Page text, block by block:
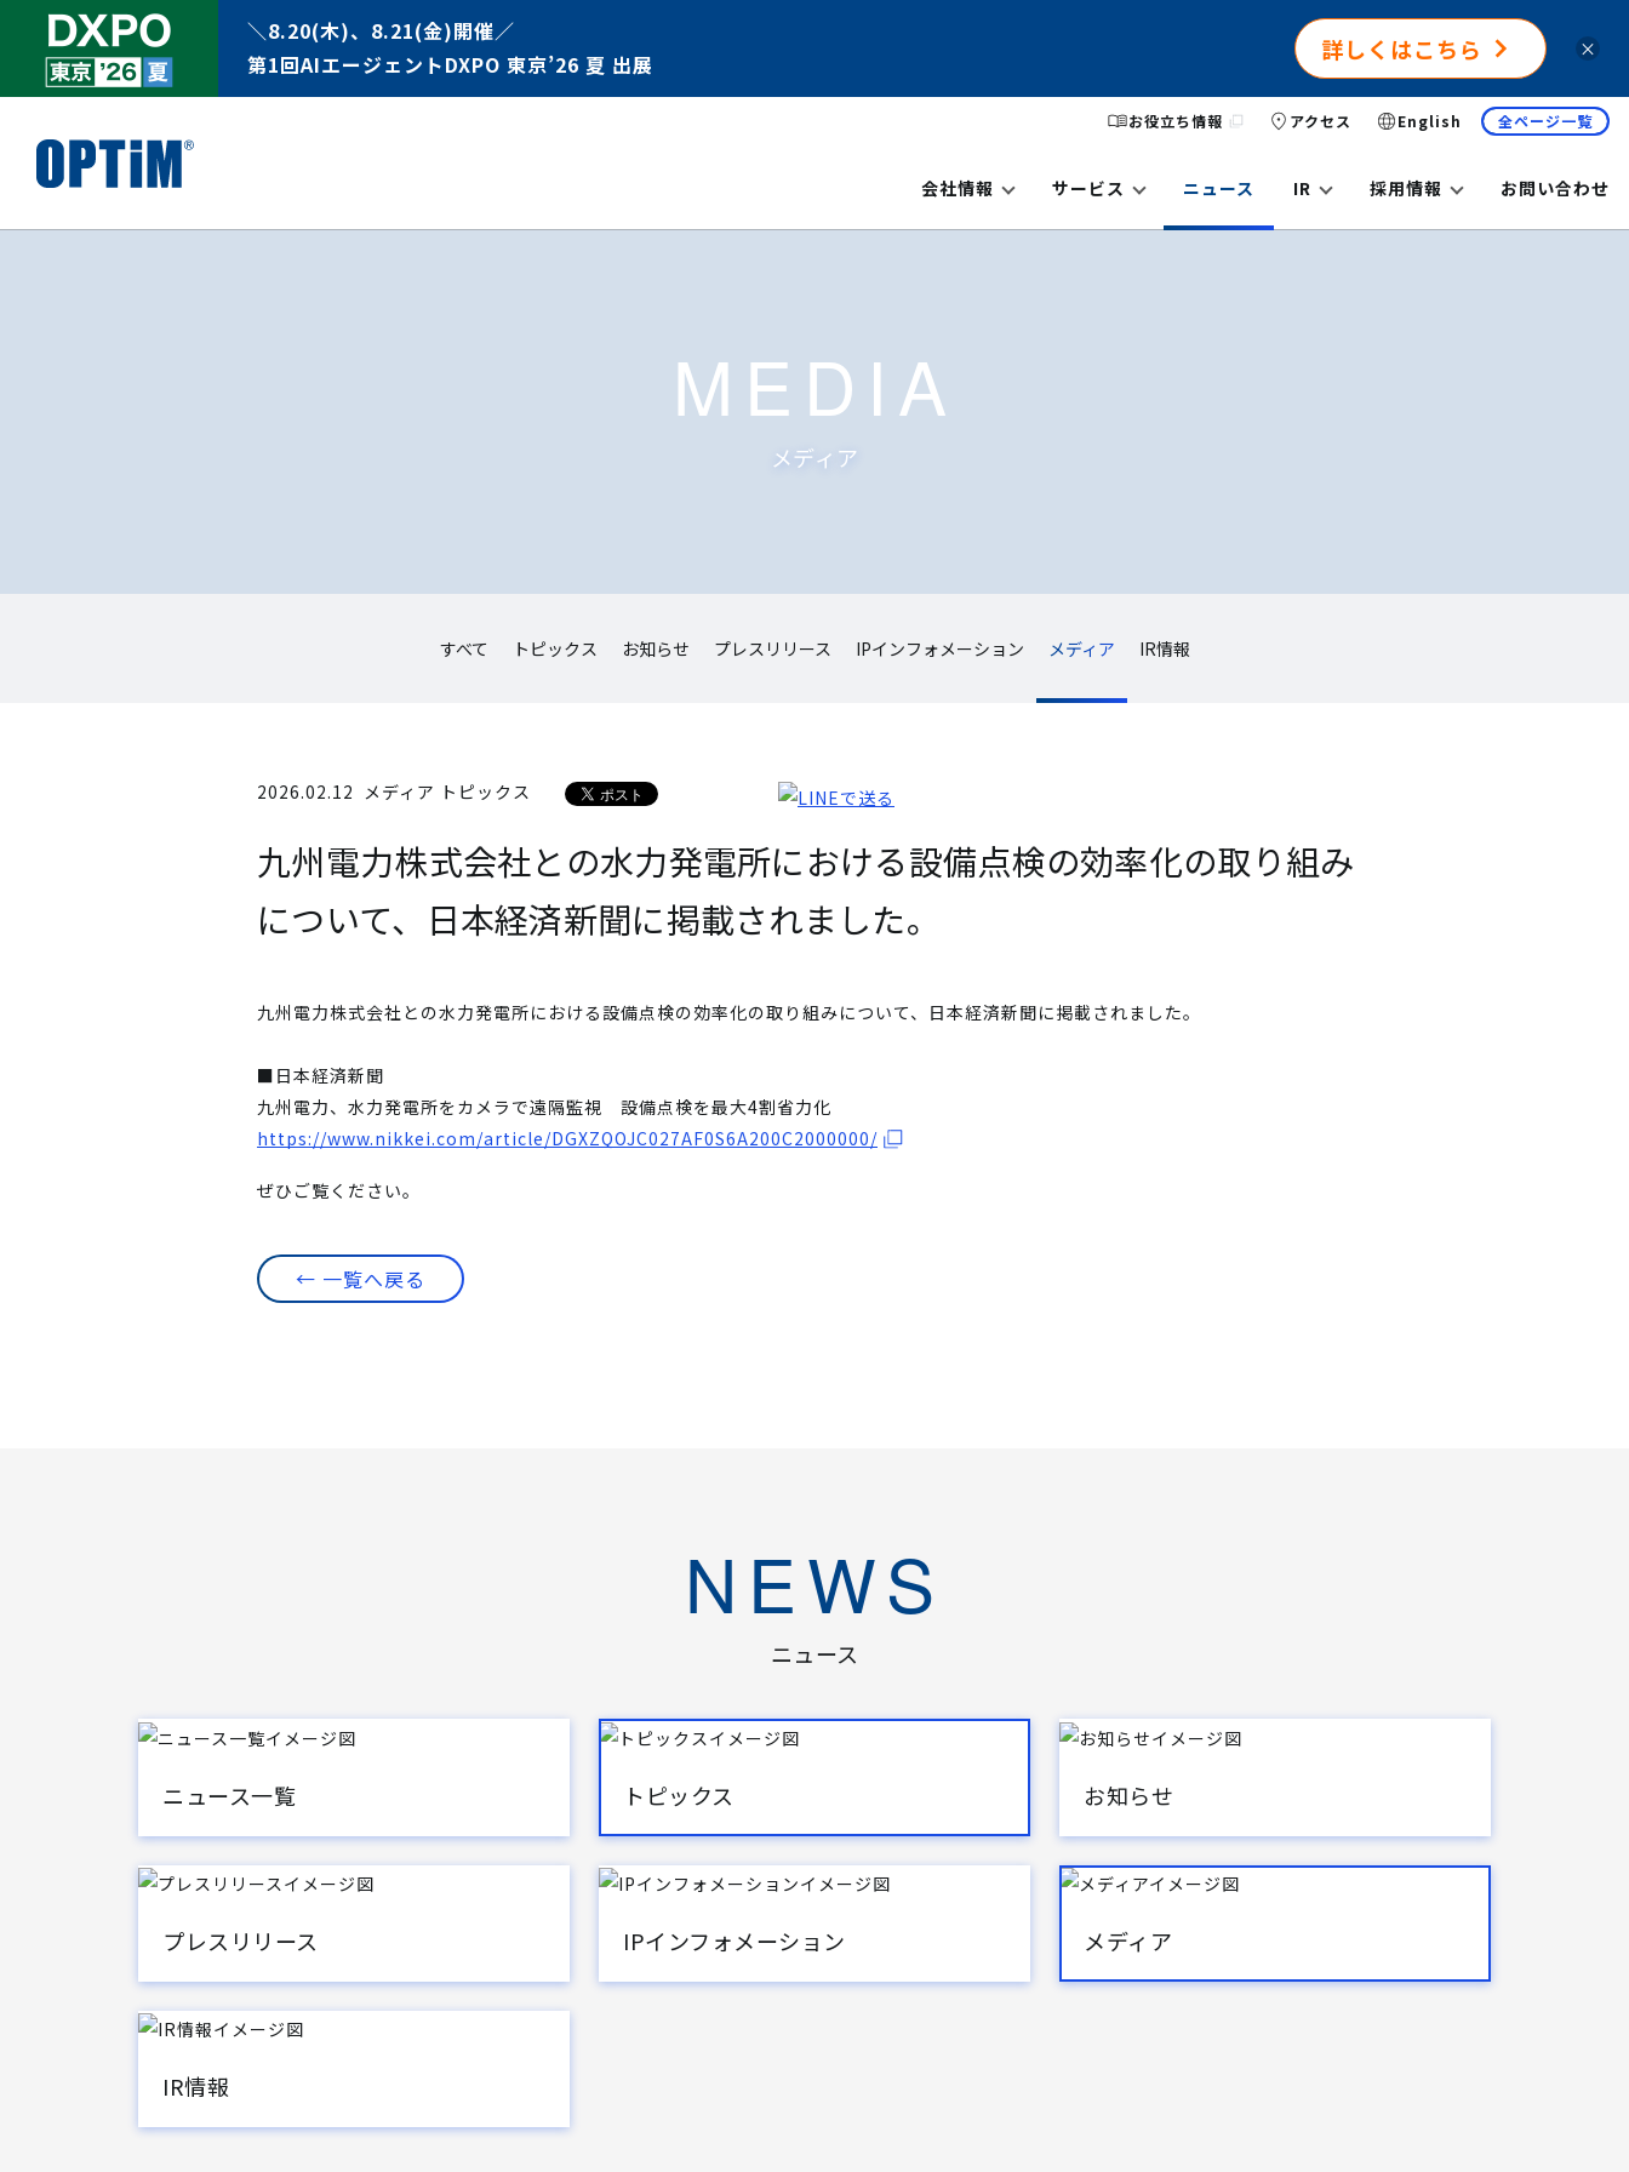
＼8.20(木)、8.21(金)開催／
第1回AIエージェントDXPO 東京’26 夏 出展
詳しくはこちら ×
お役立ち情報 アクセス English 全ページ一覧
会社情報 サービス ニュース IR 採用情報 お問い合わせ
MEDIA
メディア
すべて トピックス お知らせ プレスリリース IPインフォメーション メディア IR情報
2026.02.12 メディア トピックス
九州電力株式会社との水力発電所における設備点検の効率化の取り組み
について、日本経済新聞に掲載されました。
九州電力株式会社との水力発電所における設備点検の効率化の取り組みについて、日本経済新聞に掲載されました。
■日本経済新聞
九州電力、水力発電所をカメラで遠隔監視 設備点検を最大4割省力化
https://www.nikkei.com/article/DGXZQOJC027AF0S6A200C2000000/
ぜひご覧ください。
← 一覧へ戻る
NEWS
ニュース
ニュース一覧 トピックス お知らせ
プレスリリース IPインフォメーション メディア
IR情報